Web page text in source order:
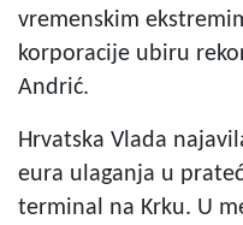
vremenskim
korporacije ubiru
Andrić.
Hrvatska Vlada
eura ulaganja u
terminal na Krku. U